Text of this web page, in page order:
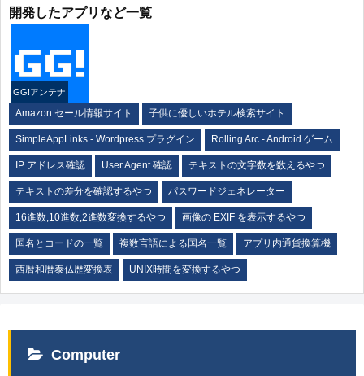
開発したアプリなど一覧
GG!アンテナ
Amazon セール情報サイト 子供に優しいホテル検索サイト
SimpleAppLinks - Wordpress プラグイン Rolling Arc - Android ゲーム
IP アドレス確認 User Agent 確認 テキストの文字数を数えるやつ
テキストの差分を確認するやつ パスワードジェネレーター
16進数,10進数,2進数変換するやつ 画像の EXIF を表示するやつ
国名とコードの一覧 複数言語による国名一覧 アプリ内通貨換算機
西暦和暦泰仏歴変換表 UNIX時間を変換するやつ
Computer